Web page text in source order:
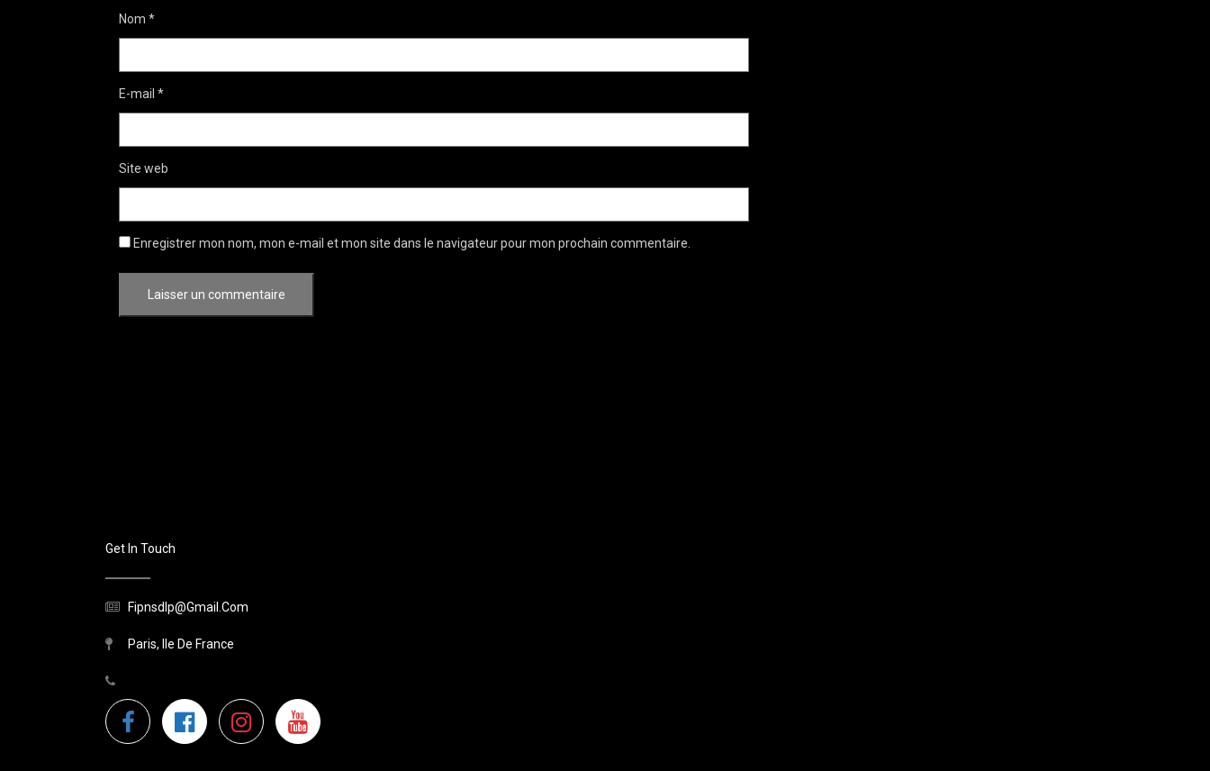
Nom *
E-mail *
Site web
Enregistrer mon nom, mon e-mail et mon site dans le navigateur pour mon prochain commentaire.
Get In Touch
Fipnsdlp@gmail.com
Paris, Ile De France